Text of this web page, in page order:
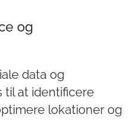
og
data og
til at identificere
lokationer og